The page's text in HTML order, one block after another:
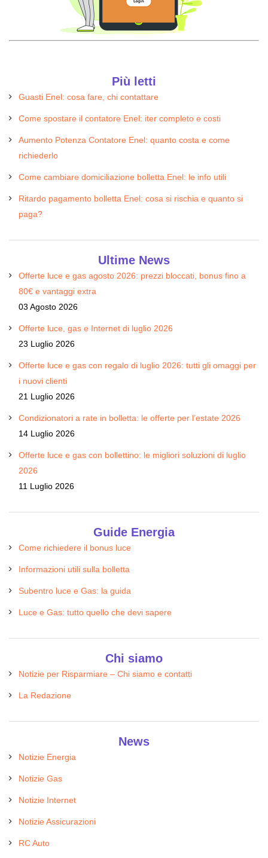
Più letti
Guasti Enel: cosa fare, chi contattare
Come spostare il contatore Enel: iter completo e costi
Aumento Potenza Contatore Enel: quanto costa e come
richiederlo
Come cambiare domiciliazione bolletta Enel: le info utili
Ritardo pagamento bolletta Enel: cosa si rischia e quanto si
paga?
Ultime News
Offerte luce e gas agosto 2026: prezzi bloccati, bonus fino a
80€ e vantaggi extra
03 Agosto 2026
Offerte luce, gas e Internet di luglio 2026
23 Luglio 2026
Offerte luce e gas con regalo di luglio 2026: tutti gli omaggi per
i nuovi clienti
21 Luglio 2026
Condizionatori a rate in bolletta: le offerte per l’estate 2026
14 Luglio 2026
Offerte luce e gas con bollettino: le migliori soluzioni di luglio
2026
11 Luglio 2026
Guide Energia
Come richiedere il bonus luce
Informazioni utili sulla bolletta
Subentro luce e Gas: la guida
Luce e Gas: tutto quello che devi sapere
Chi siamo
Notizie per Risparmiare – Chi siamo e contatti
La Redazione
News
Notizie Energia
Notizie Gas
Notizie Internet
Notizie Assicurazioni
RC Auto